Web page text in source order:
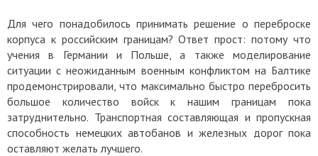
Для чего понадобилось принимать решение о переброске
корпуса к российским границам? Ответ прост: потому что
учения в Германии и Польше, а также моделирование
ситуации с неожиданным военным конфликтом на Балтике
продемонстрировали, что максимально быстро перебросить
большое количество войск к нашим границам пока
затруднительно. Транспортная составляющая и пропускная
способность немецких автобанов и железных дорог пока
оставляют желать лучшего.